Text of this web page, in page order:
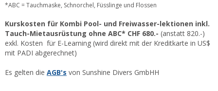
*ABC = Tauchmaske, Schnorchel, Füsslinge und Flossen
Kurskosten für Kombi Pool- und Freiwasser-lektionen inkl.
Tauch-Mietausrüstung ohne ABC* CHF 680.- (anstatt 820.-)
exkl. Kosten für E-Learning (wird direkt mit der Kreditkarte in US$
mit PADI abgerechnet)
Es gelten die AGB's von Sunshine Divers GmbHH